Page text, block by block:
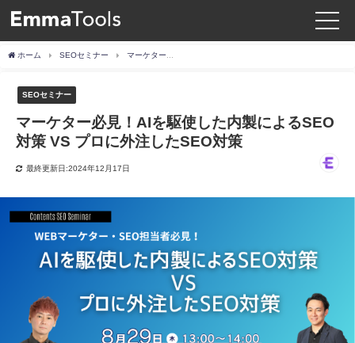
ホーム SEOセミナー
SEOセミナー
マーケター必見！AIを駆使した内製によるSEO
対策 VS プロに外注したSEO対策
最終更新日:2024年12月17日